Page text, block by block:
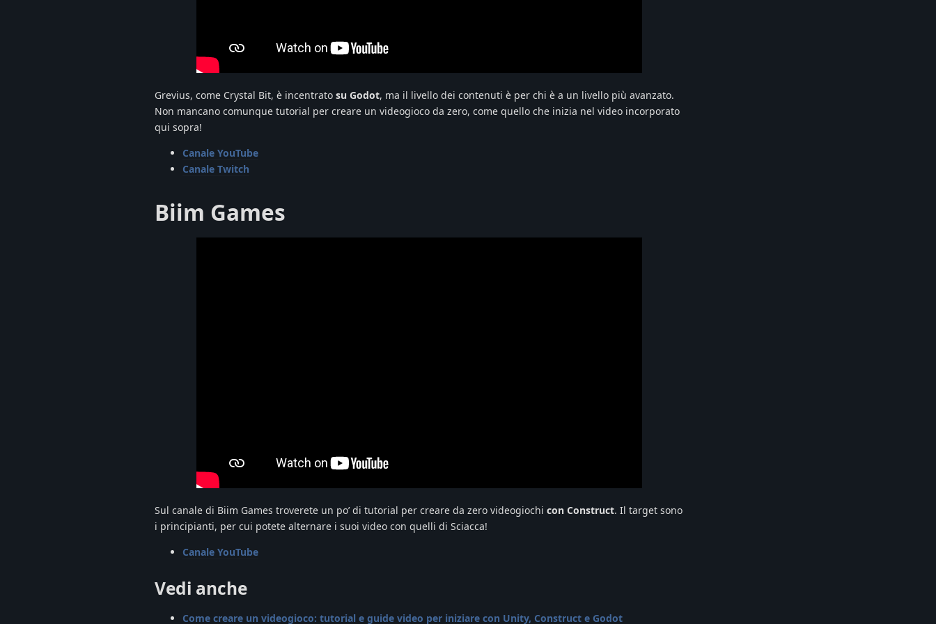
Grevius, come Crystal Bit, è incentrato su Godot, ma il livello dei contenuti è per chi è a un livello più avanzato.
Non mancano comunque tutorial per creare un videogioco da zero, come quello che inizia nel video incorporato
qui sopra!
Canale YouTube
Canale Twitch
Biim Games
Sul canale di Biim Games troverete un po’ di tutorial per creare da zero videogiochi con Construct. Il target sono
i principianti, per cui potete alternare i suoi video con quelli di Sciacca!
Canale YouTube
Vedi anche
Come creare un videogioco: tutorial e guide video per iniziare con Unity, Construct e Godot